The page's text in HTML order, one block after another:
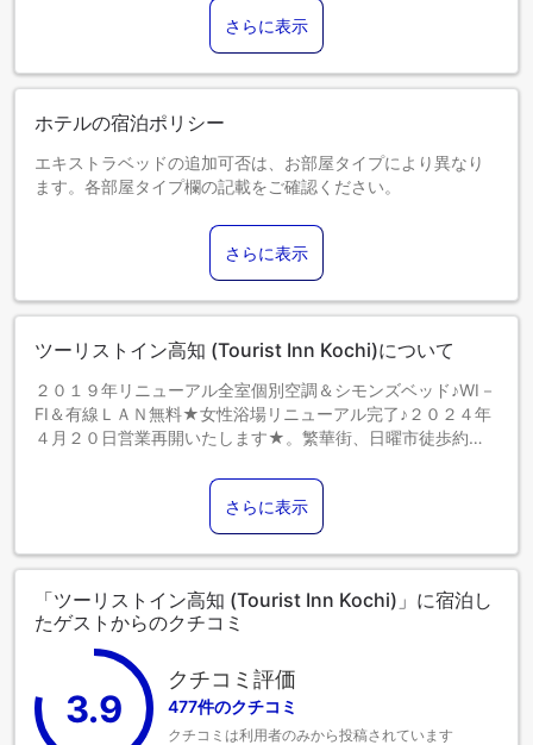
さらに表示
ホテルの宿泊ポリシー
エキストラベッドの追加可否は、お部屋タイプにより異なり
ます。各部屋タイプ欄の記載をご確認ください。
さらに表示
ツーリストイン高知 (Tourist Inn Kochi)について
２０１９年リニューアル全室個別空調＆シモンズベッド♪WI－
FI＆有線ＬＡＮ無料★女性浴場リニューアル完了♪２０２４年
４月２０日営業再開いたします★。繁華街、日曜市徒歩約５
さらに表示
「ツーリストイン高知 (Tourist Inn Kochi)」に宿泊し
たゲストからのクチコミ
3.9
クチコミ評価
477件のクチコミ
クチコミは利用者のみから投稿されています